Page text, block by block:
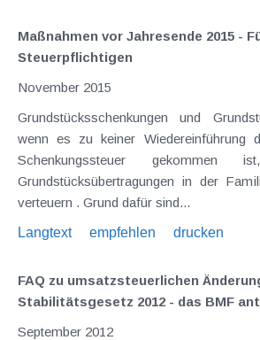
Maßnahmen vor Jahresende 2015 -
Steuerpflichtigen
November 2015
Grundstücksschenkungen und
wenn es zu keiner Wiedereinführung
Schenkungssteuer gekommen
Grundstücksübertragungen in der
verteuern . Grund dafür sind...
Langtext
empfehlen drucken
FAQ zu umsatzsteuerlichen
Stabilitätsgesetz 2012 - das BMF
September 2012